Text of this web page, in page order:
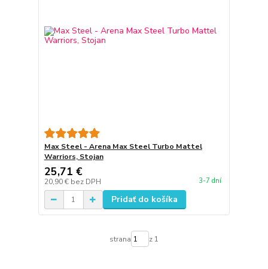
Max Steel - Arena Max Steel Turbo Mattel
Warriors, Stojan
25,71 €
20,90 € bez DPH 3-7 dní
Pridať do košíka
strana z 1